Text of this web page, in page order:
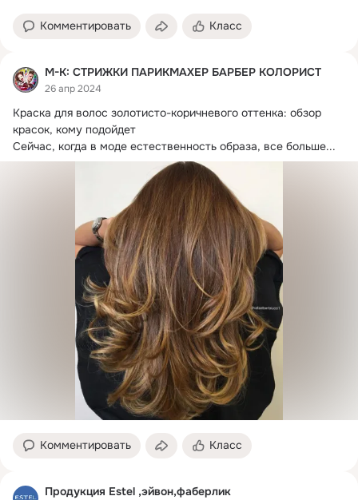
Комментировать Класс
М-К: СТРИЖКИ ПАРИКМАХЕР БАРБЕР КОЛОРИСТ
26 апр 2024
Краска для волос золотисто-коричневого оттенка: обзор
красок, кому подойдет
Сейчас, когда в моде естественность образа, все больше...
Комментировать Класс
Продукция Estel ,эйвон,фаберлик